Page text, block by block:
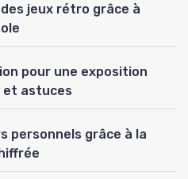
jeux rétro grâce à
pour une exposition
et astuces
personnels grâce à la